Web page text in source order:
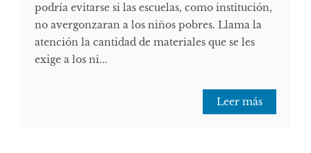
podría evitarse si las escuelas, como institución,
no avergonzaran a los niños pobres. Llama la
atención la cantidad de materiales que se les
exige a los ni...
Leer más